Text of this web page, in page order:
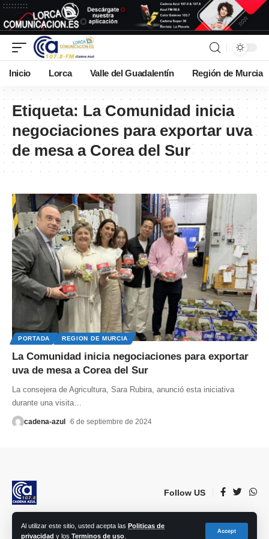
Al utilizar este sitio, usted acepta las Politicas de
privacidad y los Terminos de uso
Accept
Inicio Lorca Valle del Guadalentín Región de Murcia
Etiqueta: La Comunidad inicia
negociaciones para exportar uva
de mesa a Corea del Sur
PORTADA REGION DE MURCIA
La Comunidad inicia negociaciones para exportar
uva de mesa a Corea del Sur
La consejera de Agricultura, Sara Rubira, anunció esta iniciativa
durante una visita
cadena-azul 6 de septiembre de 2024
Follow US
© 2023 Lorca Comunicación, Radio, TV, prensa e Internet S.L. | Todos los